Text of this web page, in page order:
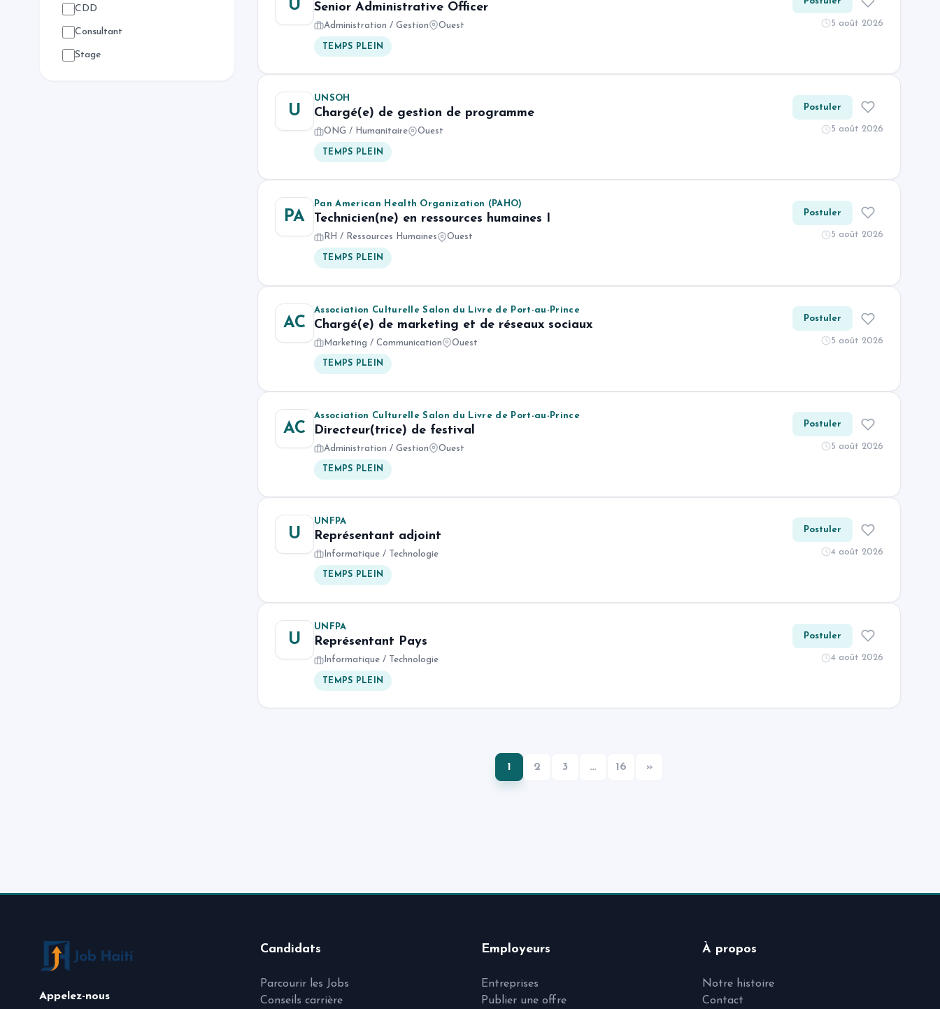
CDD
Consultant
Stage
U Senior Administrative Officer
Administration / Gestion Ouest
TEMPS PLEIN
5 août 2026
U
UNSOH
Chargé(e) de gestion de programme
ONG / Humanitaire Ouest
TEMPS PLEIN
5 août 2026
Postuler
PA
Pan American Health Organization (PAHO)
Technicien(ne) en ressources humaines I
RH / Ressources Humaines Ouest
TEMPS PLEIN
5 août 2026
Postuler
AC
Association Culturelle Salon du Livre de Port-au-Prince
Chargé(e) de marketing et de réseaux sociaux
Marketing / Communication Ouest
TEMPS PLEIN
5 août 2026
Postuler
AC
Association Culturelle Salon du Livre de Port-au-Prince
Directeur(trice) de festival
Administration / Gestion Ouest
TEMPS PLEIN
5 août 2026
Postuler
U
UNFPA
Représentant adjoint
Informatique / Technologie
TEMPS PLEIN
4 août 2026
Postuler
U
UNFPA
Représentant Pays
Informatique / Technologie
TEMPS PLEIN
4 août 2026
Postuler
1 2 3 … 16 »
Appelez-nous
Candidats
Parcourir les Jobs
Conseils carrière
Employeurs
Entreprises
Publier une offre
À propos
Notre histoire
Contact